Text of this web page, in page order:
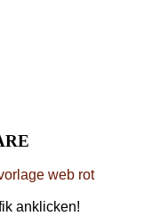
anklicken!